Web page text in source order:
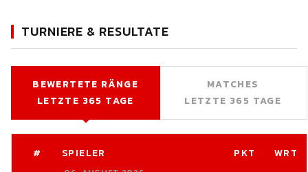
TURNIERE & RESULTATE
BEWERTETE RÄNGE
LETZTE 365 TAGE
MATCHES
LETZTE 365 TAGE
# SPIELER PKT WRT